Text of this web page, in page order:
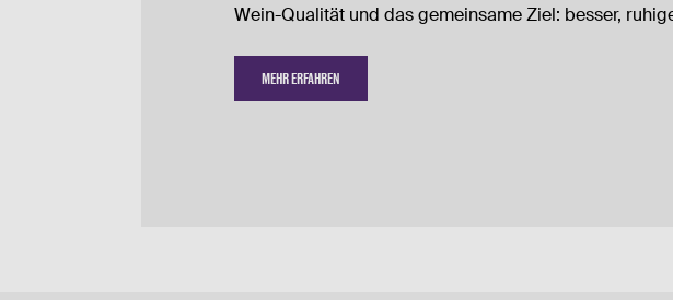
Wein-Qualität und das gemeinsame Ziel: besser,
MEHR ERFAHREN